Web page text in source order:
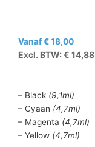
Vanaf€18,00
Excl. BTW: € 14,88
– Black (9,1ml)
– Cyaan (4,7ml)
– Magenta (4,7ml)
– Yellow (4,7ml)